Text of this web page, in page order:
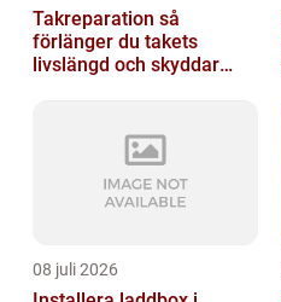
Takreparation så
förlänger du takets
livslängd och skyddar
08 juli 2026